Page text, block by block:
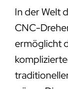
In der Welt
CNC-
ermöglicht